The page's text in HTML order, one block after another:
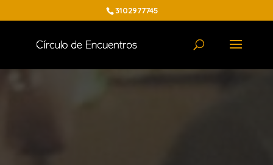
3102977745